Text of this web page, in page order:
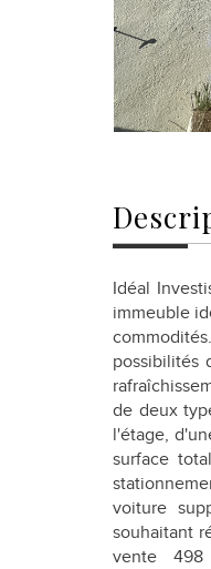
Idéal
immeuble
possibilités
de deux
l'étage,
surface
voiture
souhaitant
vente